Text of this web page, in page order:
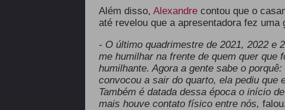
Além disso, Alexandre contou que o
até revelou que a apresentadora fez uma
- O último quadrimestre de 2021, 2022 e
me humilhar na frente de quem quer
humilhante. Agora a gente sabe o
convocou a sair do quarto, ela pediu
Também é datada dessa época o início
mais houve contato físico entre nós,